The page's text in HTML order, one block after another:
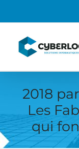
2018
Les
qui